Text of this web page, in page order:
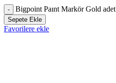
- Bigpoint Paınt Markör Gold adet
Sepete Ekle
Favorilere ekle